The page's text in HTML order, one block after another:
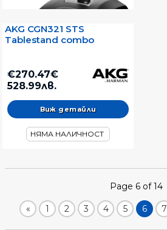
AKG CGN321 STS
Tablestand combo
€270.47€
528.99лв.
Виж детайли
НЯМА НАЛИЧНОСТ
Page 6 of 14
« 1 2 3 4 5 6 7